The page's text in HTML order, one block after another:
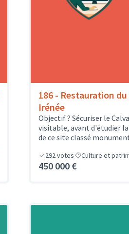
186 - Restauration
Irénée
Objectif ? Sécuriser le
visitable, avant d'étudier
de ce site classé
292votes Culture et
450 000 €